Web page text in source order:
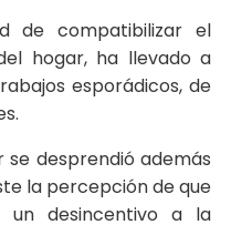
de compatibilizar el
hogar, ha llevado a
esporádicos, de
desprendió además
la percepción de que
un desincentivo a la